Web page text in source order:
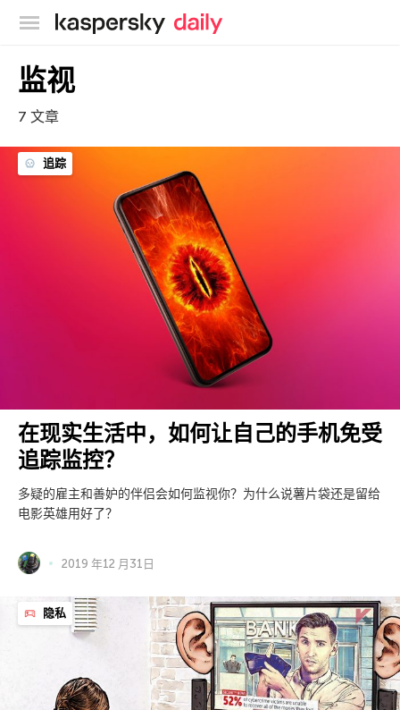
卡巴斯基官方博客
监视
7 文章
追踪
在现实生活中，如何让自己的手机免受
追踪监控？
多疑的雇主和善妒的伴侣会如何监视你？为什么说薯片袋还是留给
电影英雄用好了？
2019 年12 月31日
隐私